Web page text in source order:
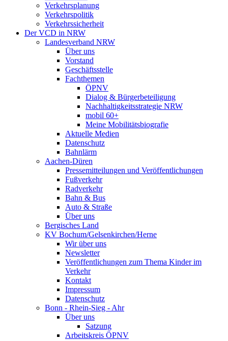
Verkehrsplanung
Verkehrspolitik
Verkehrssicherheit
Der VCD in NRW
Landesverband NRW
Über uns
Vorstand
Geschäftsstelle
Fachthemen
ÖPNV
Dialog & Bürgerbeteiligung
Nachhaltigkeitsstrategie NRW
mobil 60+
Meine Mobilitätsbiografie
Aktuelle Medien
Datenschutz
Bahnlärm
Aachen-Düren
Pressemitteilungen und Veröffentlichungen
Fußverkehr
Radverkehr
Bahn & Bus
Auto & Straße
Über uns
Bergisches Land
KV Bochum/Gelsenkirchen/Herne
Wir über uns
Newsletter
Veröffentlichungen zum Thema Kinder im
Verkehr
Kontakt
Impressum
Datenschutz
Bonn - Rhein-Sieg - Ahr
Über uns
Satzung
Arbeitskreis ÖPNV